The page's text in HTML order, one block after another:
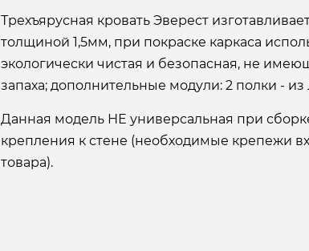
Трехъярусная кровать Эверест
толщиной 1,5мм, при покраске каркаса
экологически чистая и безопасная, не
запаха; дополнительные модули: 2 полки -
Данная модель НЕ универсальная при
крепления к стене (необходимые крепежи
товара).